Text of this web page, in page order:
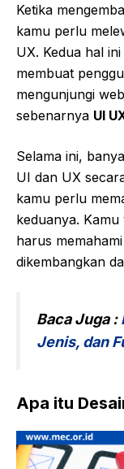
Ketika
kamu perlu
UX. Kedua hal
membuat
mengunjungi
sebenarnya UI
Selama ini,
UI dan UX
kamu perlu
keduanya.
harus
dikembangkan
Baca Juga :
Jenis, dan
Apa itu